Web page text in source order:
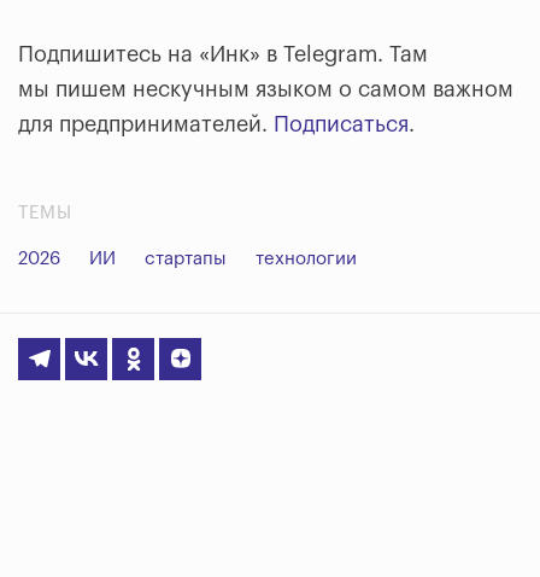
Подпишитесь на «Инк» в Telegram. Там
мы пишем нескучным языком о самом важном
для предпринимателей. Подписаться.
ТЕМЫ
2026 ИИ стартапы технологии